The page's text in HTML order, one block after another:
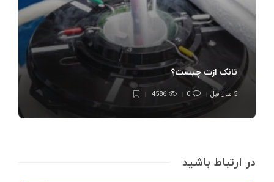
تانک ازت چیست؟
5 سال قبل 0
4586
در ارتباط باشید